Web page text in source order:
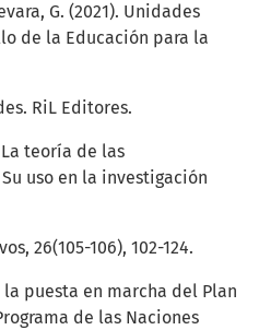
G. (2021). Unidades
de la Educación para la
RiL Editores.
La teoría de las
uso en la investigación
26(105-106), 102-124.
la puesta en marcha del Plan
de las Naciones